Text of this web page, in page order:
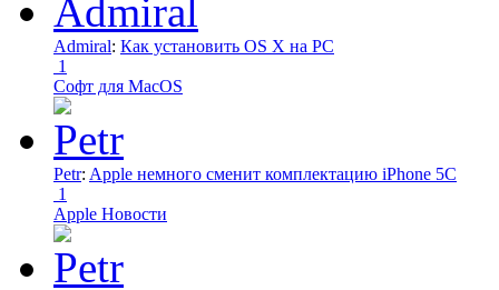
Admiral: Как установить OS X на PC
1
Софт для MacOS
Petr: Apple немного сменит комплектацию iPhone 5C
1
Apple Новости